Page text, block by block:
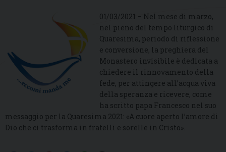
01/03/2021 – Nel mese di marzo,
nel pieno del tempo liturgico di
Quaresima, periodo di riflessione
e conversione, la preghiera del
Monastero invisibile è dedicata a
chiedere il rinnovamento della
fede, per attingere all’acqua viva
della speranza e ricevere, come
ha scritto papa Francesco nel suo
messaggio per la Quaresima 2021: «A cuore aperto l’amore di
Dio che ci trasforma in fratelli e sorelle in Cristo».